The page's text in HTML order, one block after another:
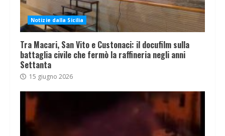
Notizie dalla Sicilia
Tra Macari, San Vito e Custonaci: il docufilm sulla
battaglia civile che fermò la raffineria negli anni
Settanta
15 giugno 2026